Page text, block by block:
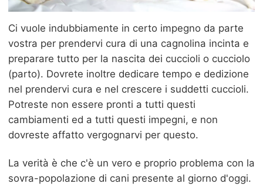
Ci vuole indubbiamente in certo impegno da parte
vostra per prendervi cura di una cagnolina incinta e
preparare tutto per la nascita dei cuccioli o cucciolo
(parto). Dovrete inoltre dedicare tempo e dedizione
nel prendervi cura e nel crescere i suddetti cuccioli.
Potreste non essere pronti a tutti questi
cambiamenti ed a tutti questi impegni, e non
dovreste affatto vergognarvi per questo.
La verità è che c'è un vero e proprio problema con la
sovra-popolazione di cani presente al giorno d'oggi.